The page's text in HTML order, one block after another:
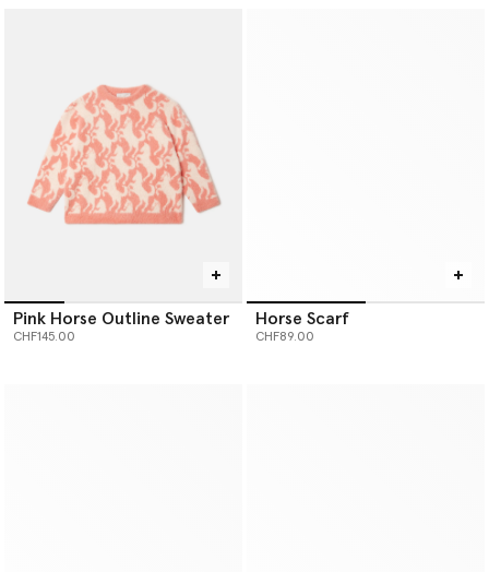
Pink Horse Outline Sweater
CHF145.00
Horse Scarf
CHF89.00